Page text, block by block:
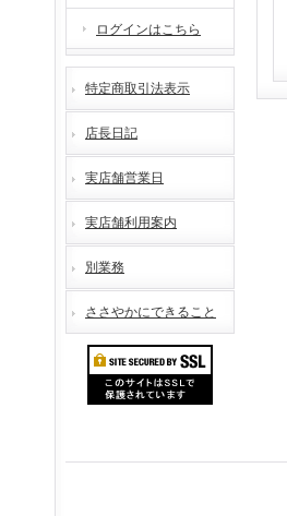
ログインはこちら
特定商取引法表示
店長日記
実店舗営業日
実店舗利用案内
別業務
ささやかにできること